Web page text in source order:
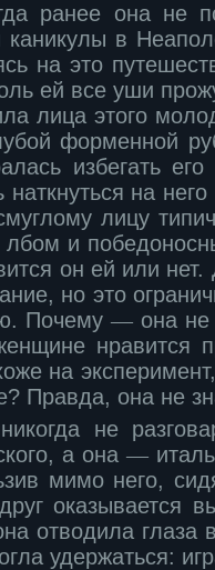
ранее она не
каникулы в
на это
ей все уши
лица этого
форменной
избегать
наткнуться на
лицу
и
он ей или
но это
Почему ― она
нравится
на
Правда, она не
не
а она ―
мимо него,
оказывается
отводила
удержаться: